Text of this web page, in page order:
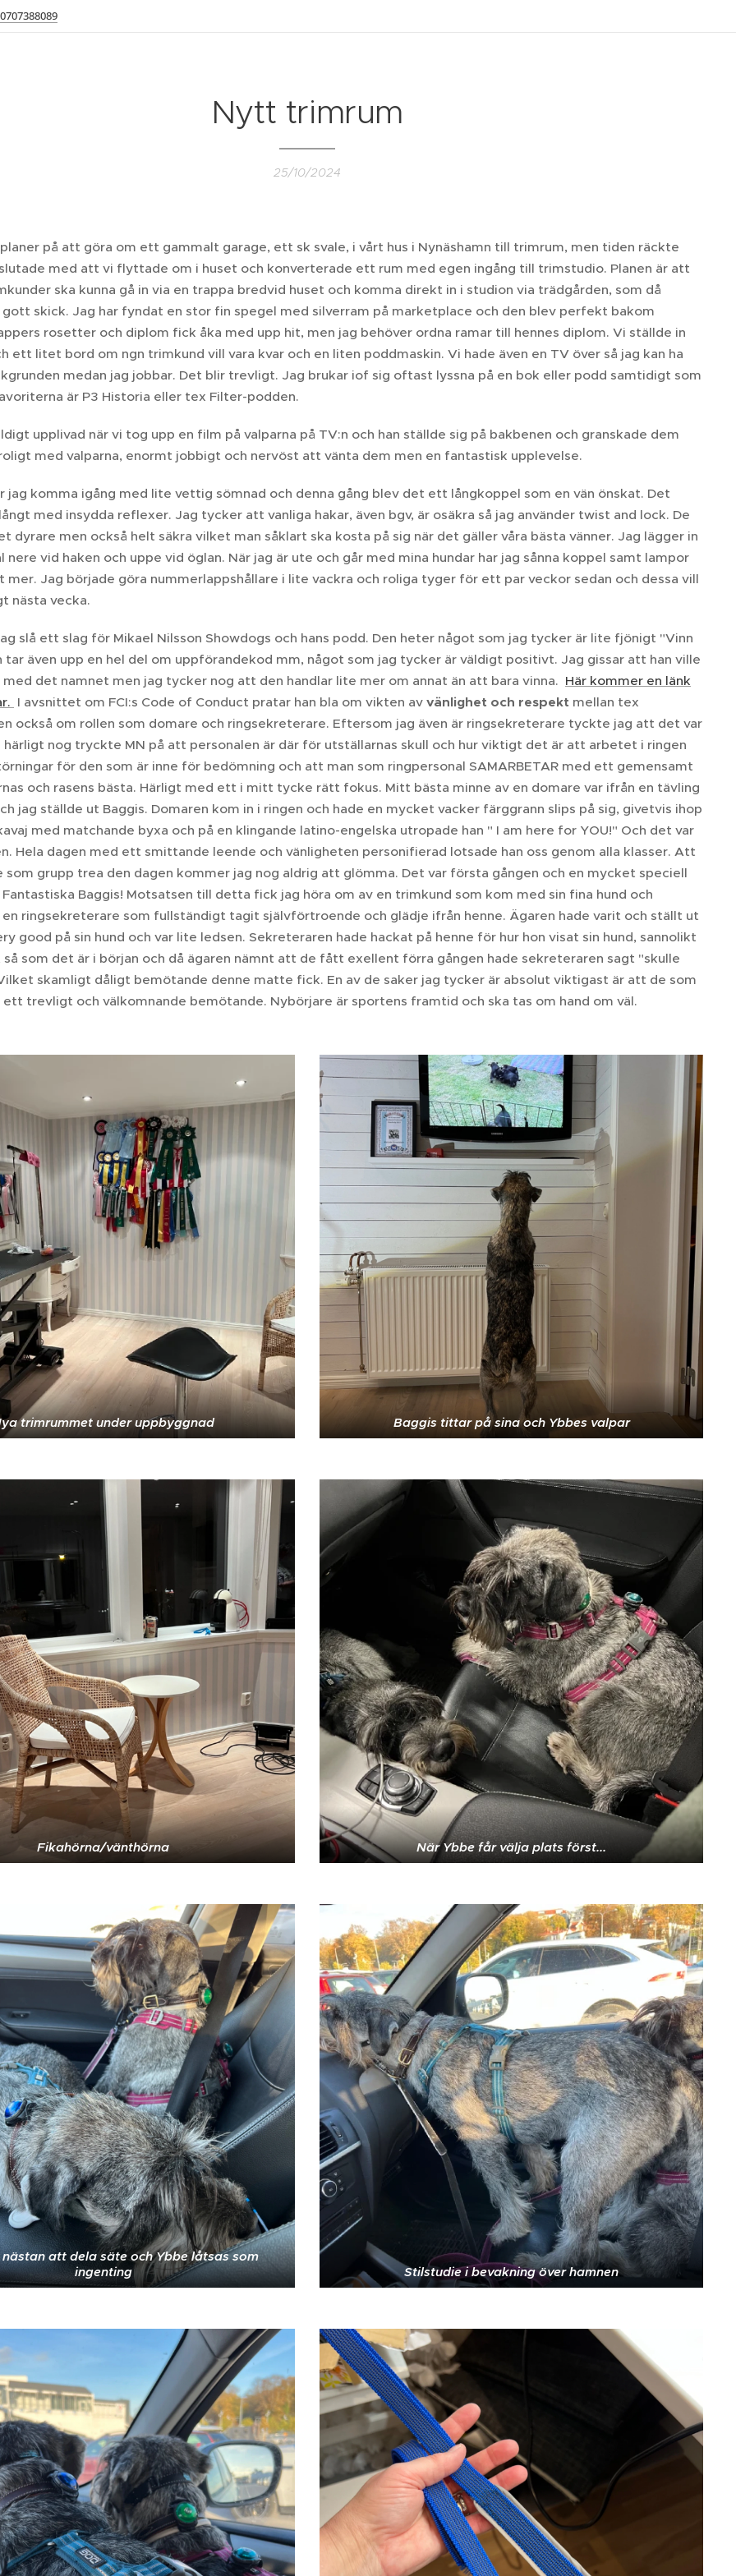
0707388089
Nytt trimrum
25/10/2024
på att göra om ett gammalt garage, ett sk svale, i vårt hus i Nynäshamn till trimrum, men tiden räckte
med att vi flyttade om i huset och konverterade ett rum med egen ingång till trimstudio. Planen är att
ska kunna gå in via en trappa bredvid huset och komma direkt in i studion via trädgården, som då
gott skick. Jag har fyndat en stor fin spegel med silverram på marketplace och den blev perfekt bakom
rosetter och diplom fick åka med upp hit, men jag behöver ordna ramar till hennes diplom. Vi ställde in
ett litet bord om ngn trimkund vill vara kvar och en liten poddmaskin. Vi hade även en TV över så jag kan ha
medan jag jobbar. Det blir trevligt. Jag brukar iof sig oftast lyssna på en bok eller podd samtidigt som
är P3 Historia eller tex Filter-podden.
upplivad när vi tog upp en film på valparna på TV:n och han ställde sig på bakbenen och granskade dem
med valparna, enormt jobbigt och nervöst att vänta dem men en fantastisk upplevelse.
jag komma igång med lite vettig sömnad och denna gång blev det ett långkoppel som en vän önskat. Det
med insydda reflexer. Jag tycker att vanliga hakar, även bgv, är osäkra så jag använder twist and lock. De
dyrare men också helt säkra vilket man såklart ska kosta på sig när det gäller våra bästa vänner. Jag lägger in
nere vid haken och uppe vid öglan. När jag är ute och går med mina hundar har jag sånna koppel samt lampor
mer. Jag började göra nummerlappshållare i lite vackra och roliga tyger för ett par veckor sedan och dessa vill
nästa vecka.
slå ett slag för Mikael Nilsson Showdogs och hans podd. Den heter något som jag tycker är lite fjönigt "Vinn
tar även upp en hel del om uppförandekod mm, något som jag tycker är väldigt positivt. Jag gissar att han ville
med det namnet men jag tycker nog att den handlar lite mer om annat än att bara vinna. Här kommer en länk
I avsnittet om FCI:s Code of Conduct pratar han bla om vikten av vänlighet och respekt mellan tex
också om rollen som domare och ringsekreterare. Eftersom jag även är ringsekreterare tyckte jag att det var
härligt nog tryckte MN på att personalen är där för utställarnas skull och hur viktigt det är att arbetet i ringen
för den som är inne för bedömning och att man som ringpersonal SAMARBETAR med ett gemensamt
och rasens bästa. Härligt med ett i mitt tycke rätt fokus. Mitt bästa minne av en domare var ifrån en tävling
jag ställde ut Baggis. Domaren kom in i ringen och hade en mycket vacker färggrann slips på sig, givetvis ihop
med matchande byxa och på en klingande latino-engelska utropade han " I am here for YOU!" Och det var
Hela dagen med ett smittande leende och vänligheten personifierad lotsade han oss genom alla klasser. Att
som grupp trea den dagen kommer jag nog aldrig att glömma. Det var första gången och en mycket speciell
Baggis! Motsatsen till detta fick jag höra om av en trimkund som kom med sin fina hund och
ringsekreterare som fullständigt tagit självförtroende och glädje ifrån henne. Ägaren hade varit och ställt ut
good på sin hund och var lite ledsen. Sekreteraren hade hackat på henne för hur hon visat sin hund, sannolikt
som det är i början och då ägaren nämnt att de fått exellent förra gången hade sekreteraren sagt "skulle
skamligt dåligt bemötande denne matte fick. En av de saker jag tycker är absolut viktigast är att de som
trevligt och välkomnande bemötande. Nybörjare är sportens framtid och ska tas om hand om väl.
trimrummet under uppbyggnad Baggis tittar på sina och Ybbes valpar
Fikahörna/vänthörna När Ybbe får välja plats först...
att dela säte och Ybbe låtsas som
ingenting
Stilstudie i bevakning över hamnen